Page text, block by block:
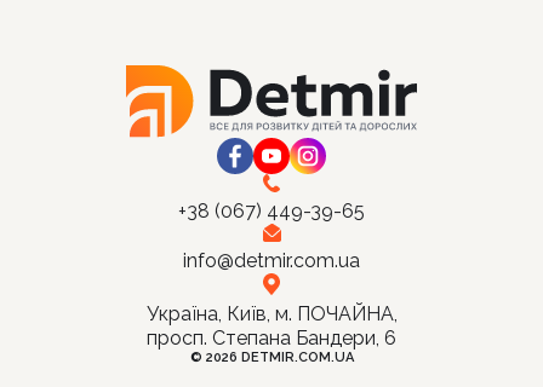
+38 (067) 449-39-65
info@detmir.com.ua
Україна, Київ, м. ПОЧАЙНА,
просп. Степана Бандери, 6
© 2026 DETMIR.COM.UA